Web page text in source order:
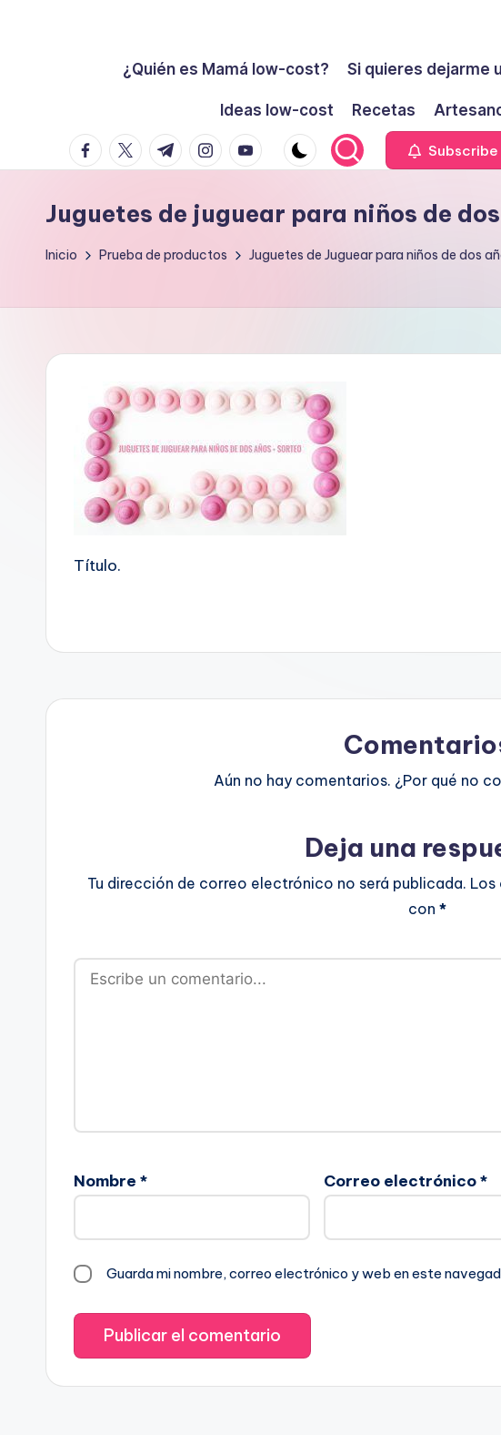
no
en
el
¿Quién es Mamá low-cost? Si quieres dejarme
Ideas low-cost Recetas
facebook.com
twitter.com
t.me instagram.com
youtube.com Subscribe
Juguetes de juguear para niños de
Inicio Prueba de productos Juguetes de Juguear para niños de dos
Título.
Aún no hay comentarios. ¿Por qué no
Deja una
Tu dirección de correo electrónico no será publicada. Los
con*
Nombre * Correo electrónico*
Guarda mi nombre, correo electrónico y web en este